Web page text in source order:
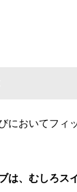
においてフィ
は、むしろス